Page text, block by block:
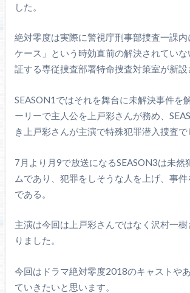
した。
絶対零度は実際に警視庁刑事部捜査一課内
ケース」という時効直前の解決されてい
証する専従捜査部署特命捜査対策室が新設
SEASON1ではそれを舞台に未解決事件を
ーリーで主人公を上戸彩さんが務め、
き上戸彩さんが主演で特殊犯罪潜入捜査で
7月より月9で放送になるSEASON3は未然
ムであり、犯罪をしそうな人を上げ、事
である。
主演は今回は上戸彩さんではなく沢村一
りました。
今回はドラマ絶対零度2018のキャストや
ていきたいと思います。